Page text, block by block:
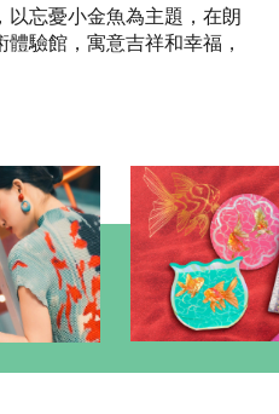
以忘憂小金魚為主題，在朗
驗館，寓意吉祥和幸福，